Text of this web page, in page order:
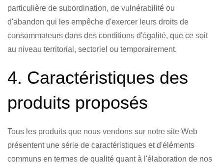
particulière de subordination, de vulnérabilité ou
d'abandon qui les empêche d'exercer leurs droits de
consommateurs dans des conditions d'égalité, que ce soit
au niveau territorial, sectoriel ou temporairement.
4. Caractéristiques des
produits proposés
Tous les produits que nous vendons sur notre site Web
présentent une série de caractéristiques et d'éléments
communs en termes de qualité quant à l'élaboration de nos